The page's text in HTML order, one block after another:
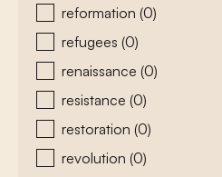
reformation (0)
refugees (0)
renaissance (0)
resistance (0)
restoration (0)
revolution (0)